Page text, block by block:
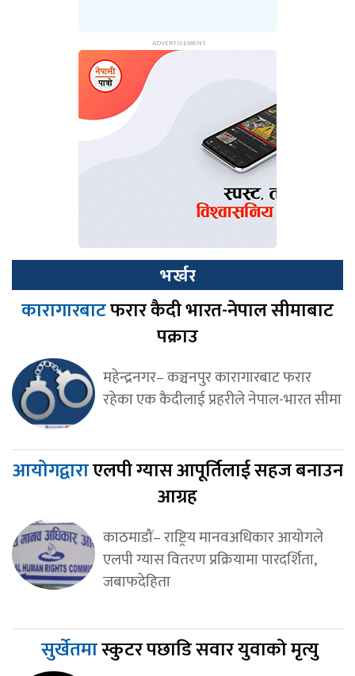
भर्खर
कारागारबाटफरार कैदी भारत-नेपाल सीमाबाट
पक्राउ
महेन्द्रनगर– कञ्चनपुर कारागारबाट फरार
रहेका एक कैदीलाई प्रहरीले नेपाल-भारत सीमा
आयोगद्वाराएलपी ग्यास आपूर्तिलाई सहज बनाउन
आग्रह
काठमाडौं– राष्ट्रिय मानवअधिकार आयोगले
एलपी ग्यास वितरण प्रक्रियामा पारदर्शिता,
जबाफदेहिता
सुर्खेतमास्कुटर पछाडि सवार युवाको मृत्यु